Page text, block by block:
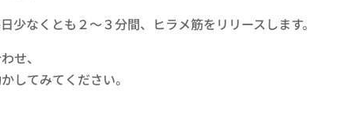
少なくとも２～３分間、ヒラメ筋をリリースします。
せ、
してみてください。